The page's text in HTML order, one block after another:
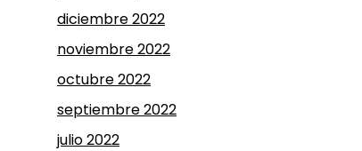
diciembre 2022
noviembre 2022
octubre 2022
septiembre 2022
julio 2022